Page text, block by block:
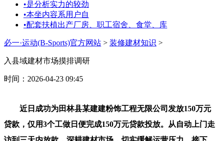
•是分析实力的较劲
•本坐内容系用户自
•配套扶植出产厂房、职工宿舍、食堂、库
必一·运动(B-Sports)官方网站 > 装修建材知识 >
入县域建材市场摸排调研
时间：2026-04-23 09:45
近日成功为田林县某建建粉饰工程无限公司发放150万元
贷款，仅用3个工做日便完成150万元贷款投放。从自动上门走